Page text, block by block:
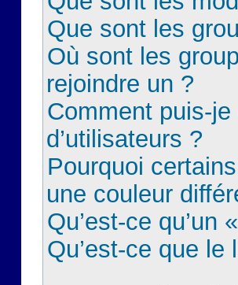
Que sont les
Où sont les
rejoindre un ?
Comment puis-je
d’utilisateurs ?
Pourquoi
une couleur
Qu’est-ce qu’un
Qu’est-ce que le